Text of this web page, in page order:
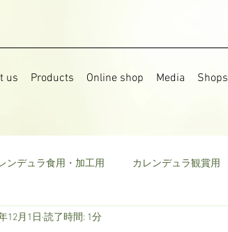
us Products Online shop Media Shops
ンデュラ食用・加工用 カレンデュラ観賞用
果樹 食用菜の花
12月1日 読了時間: 1分